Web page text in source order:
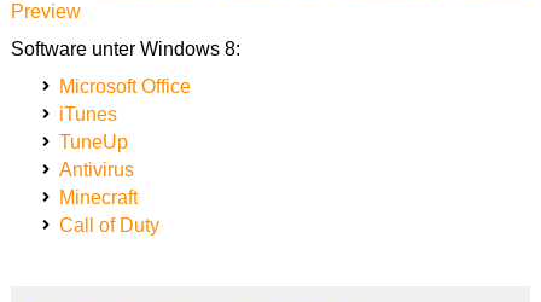
Preview
Software unter Windows 8:
Microsoft Office
iTunes
TuneUp
Antivirus
Minecraft
Call of Duty